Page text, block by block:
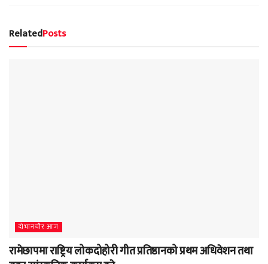
RelatedPosts
दाेभानचाैर आज
रामेछापमा राष्ट्रिय लोकदोहोरी गीत प्रतिष्ठानको प्रथम अधिवेशन तथा